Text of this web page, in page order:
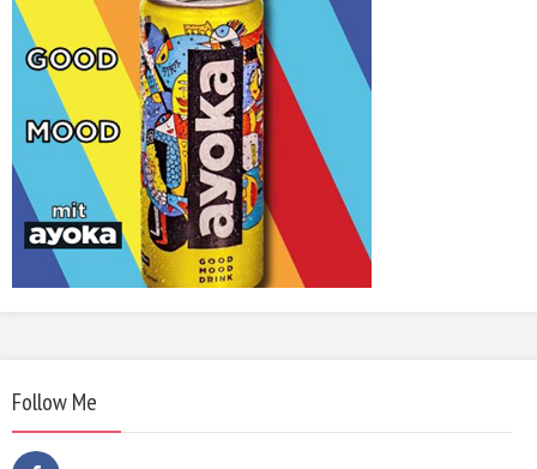
Follow Me